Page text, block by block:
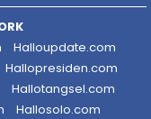
Halloupdate.com
Hallopresiden.com
Hallotangsel.com
Hallosolo.com